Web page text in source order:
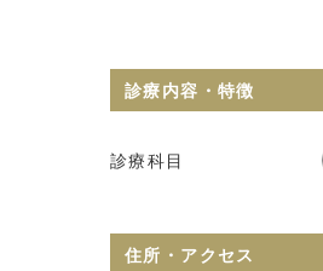
診療内容・特徴
診療科目
住所・アクセス